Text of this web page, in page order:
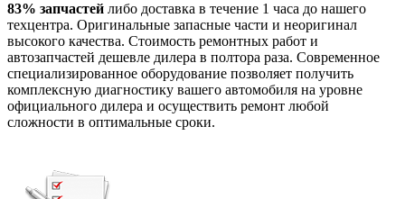
83% запчастей либо доставка в течение 1 часа до нашего
техцентра. Оригинальные запасные части и неоригинал
высокого качества. Стоимость ремонтных работ и
автозапчастей дешевле дилера в полтора раза. Современное
специализированное оборудование позволяет получить
комплексную диагностику вашего автомобиля на уровне
официального дилера и осуществить ремонт любой
сложности в оптимальные сроки.